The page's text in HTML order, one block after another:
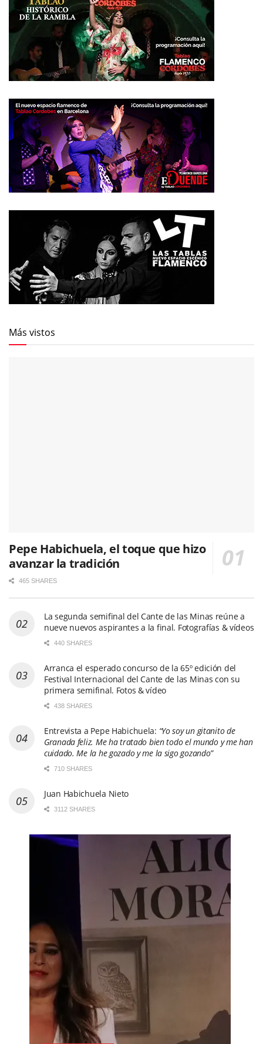
Más vistos
Pepe Habichuela, el toque que hizo
avanzar la tradición
465 SHARES
La segunda semifinal del Cante de las Minas reúne a
nueve nuevos aspirantes a la final. Fotografías & vídeos
440 SHARES
Arranca el esperado concurso de la 65º edición del
Festival Internacional del Cante de las Minas con su
primera semifinal. Fotos & vídeo
438 SHARES
Entrevista a Pepe Habichuela: “Yo soy un gitanito de
Granada feliz. Me ha tratado bien todo el mundo y me han
cuidado. Me la he gozado y me la sigo gozando”
710 SHARES
Juan Habichuela Nieto
3112 SHARES